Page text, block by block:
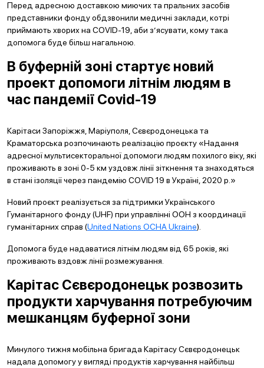
Перед адресною доставкою миючих та пральних засобів
представники фонду обдзвонили медичні заклади, котрі
приймають хворих на COVID-19, аби з’ясувати, кому така
допомога буде більш нагальною.
В буферній зоні стартує новий
проект допомоги літнім людям в
час пандемії Covid-19
Карітаси Запоріжжя, Маріуполя, Сєвєродонецька та
Краматорська розпочинають реалізацію проєкту «Надання
адресної мультисекторальної допомоги людям похилого віку, які
проживають в зоні 0-5 км уздовж лінії зіткнення та знаходяться
в стані ізоляції через пандемію COVID 19 в Україні, 2020 р.»
Новий проєкт реалізується за підтримки Українського
Гуманітарного фонду (UHF) при управлінні ООН з координації
гуманітарних справ (United Nations OCHA Ukraine).
Допомога буде надаватися літнім людям від 65 років, які
проживають вздовж лінії розмежування.
Карітас Сєвєродонецьк розвозить
продукти харчування потребуючим
мешканцям буферної зони
Минулого тижня мобільна бригада Карітасу Сєвєродонецьк
надала допомогу у вигляді продуктів харчування найбільш